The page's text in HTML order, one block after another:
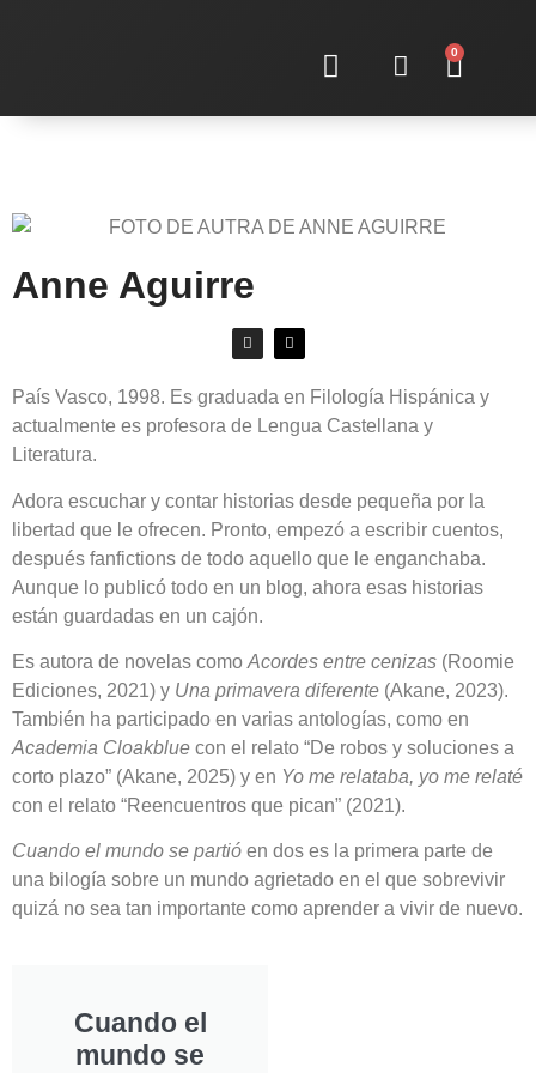
0
Anne Aguirre
País Vasco, 1998. Es graduada en Filología Hispánica y
actualmente es profesora de Lengua Castellana y
Literatura.
Adora escuchar y contar historias desde pequeña por la
libertad que le ofrecen. Pronto, empezó a escribir cuentos,
después fanfictions de todo aquello que le enganchaba.
Aunque lo publicó todo en un blog, ahora esas historias
están guardadas en un cajón.
Es autora de novelas como Acordes entre cenizas (Roomie
Ediciones, 2021) y Una primavera diferente (Akane, 2023).
También ha participado en varias antologías, como en
Academia Cloakblue con el relato “De robos y soluciones a
corto plazo” (Akane, 2025) y en Yo me relataba, yo me relaté
con el relato “Reencuentros que pican” (2021).
Cuando el mundo se partió en dos es la primera parte de
una bilogía sobre un mundo agrietado en el que sobrevivir
quizá no sea tan importante como aprender a vivir de nuevo.
Cuando el
mundo se